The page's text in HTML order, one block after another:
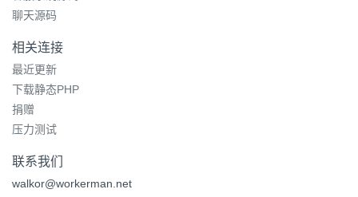
聊天源码
相关连接
最近更新
下载静态PHP
捐赠
压力测试
联系我们
walkor@workerman.net